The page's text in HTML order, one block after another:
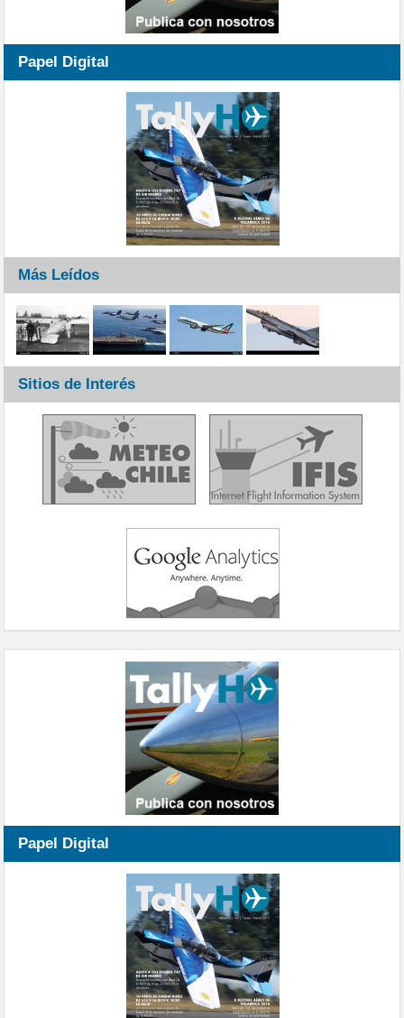
Papel Digital
Más Leídos
Sitios de Interés
Papel Digital